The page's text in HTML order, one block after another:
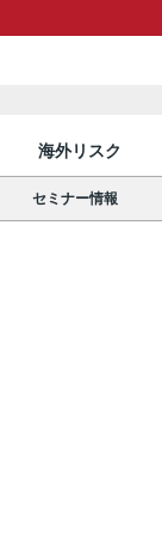
海外リスク
セミナー情報